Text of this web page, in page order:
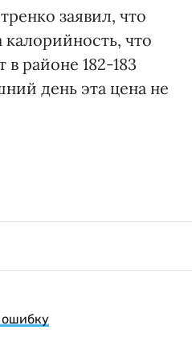
заявил, что
что
районе 182-183
день эта цена не
ошибку